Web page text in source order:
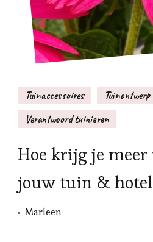
Tuinaccessoires Tuinontwerp
Verantwoord tuinieren
Hoe krijg je
jouw tuin &
Marleen